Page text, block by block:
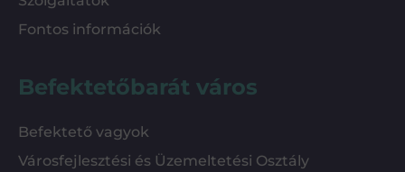
Fontos információk
Befektetőbarát város
Befektető vagyok
Városfejlesztési és Üzemeltetési Osztály